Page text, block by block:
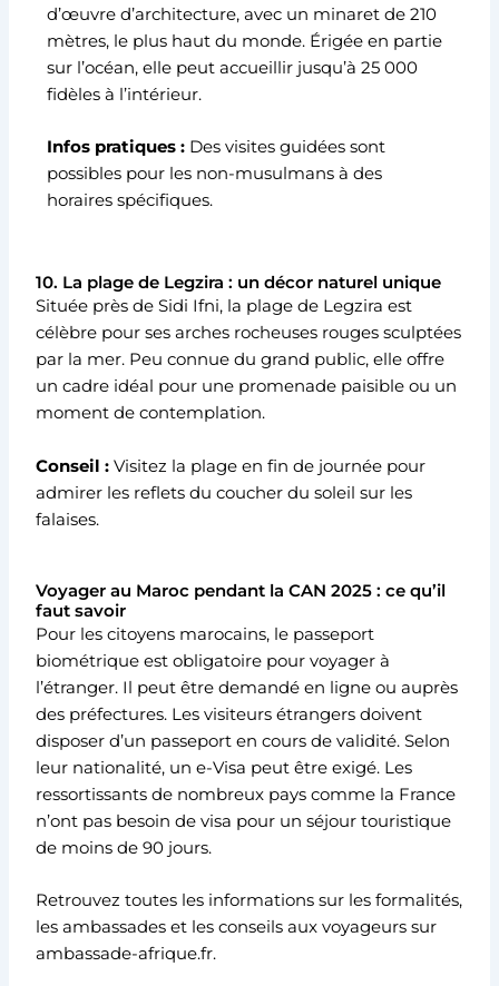
d’œuvre d’architecture, avec un minaret de 210
mètres, le plus haut du monde. Érigée en partie
sur l’océan, elle peut accueillir jusqu’à 25 000
fidèles à l’intérieur.
Infos pratiques : Des visites guidées sont
possibles pour les non-musulmans à des
horaires spécifiques.
10. La plage de Legzira : un décor naturel unique
Située près de Sidi Ifni, la plage de Legzira est
célèbre pour ses arches rocheuses rouges sculptées
par la mer. Peu connue du grand public, elle offre
un cadre idéal pour une promenade paisible ou un
moment de contemplation.
Conseil : Visitez la plage en fin de journée pour
admirer les reflets du coucher du soleil sur les
falaises.
Voyager au Maroc pendant la CAN 2025 : ce qu’il
faut savoir
Pour les citoyens marocains, le passeport
biométrique est obligatoire pour voyager à
l’étranger. Il peut être demandé en ligne ou auprès
des préfectures. Les visiteurs étrangers doivent
disposer d’un passeport en cours de validité. Selon
leur nationalité, un e-Visa peut être exigé. Les
ressortissants de nombreux pays comme la France
n’ont pas besoin de visa pour un séjour touristique
de moins de 90 jours.
Retrouvez toutes les informations sur les formalités,
les ambassades et les conseils aux voyageurs sur
ambassade-afrique.fr.